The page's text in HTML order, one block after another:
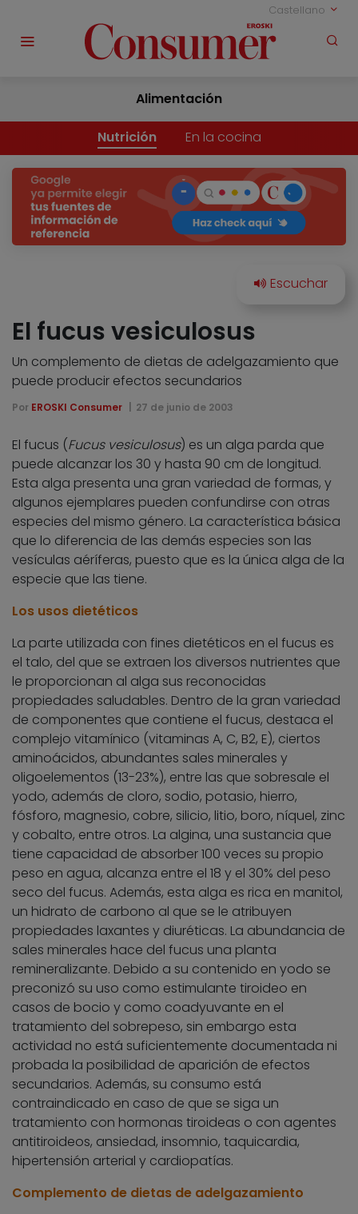
Castellano
Alimentación
Nutrición En la cocina
El fucus vesiculosus
Un complemento de dietas de adelgazamiento que
puede producir efectos secundarios
Por EROSKI Consumer 27 de junio de 2003
El fucus (Fucus vesiculosus) es un alga parda que
puede alcanzar los 30 y hasta 90 cm de longitud.
Esta alga presenta una gran variedad de formas, y
algunos ejemplares pueden confundirse con otras
especies del mismo género. La característica básica
que lo diferencia de las demás especies son las
vesículas aéríferas, puesto que es la única alga de la
especie que las tiene.
Los usos dietéticos
La parte utilizada con fines dietéticos en el fucus es
el talo, del que se extraen los diversos nutrientes que
le proporcionan al alga sus reconocidas
propiedades saludables. Dentro de la gran variedad
de componentes que contiene el fucus, destaca el
complejo vitamínico (vitaminas A, C, B2, E), ciertos
aminoácidos, abundantes sales minerales y
oligoelementos (13-23%), entre las que sobresale el
yodo, además de cloro, sodio, potasio, hierro,
fósforo, magnesio, cobre, silicio, litio, boro, níquel, zinc
y cobalto, entre otros. La algina, una sustancia que
tiene capacidad de absorber 100 veces su propio
peso en agua, alcanza entre el 18 y el 30% del peso
seco del fucus. Además, esta alga es rica en manitol,
un hidrato de carbono al que se le atribuyen
propiedades laxantes y diuréticas. La abundancia de
sales minerales hace del fucus una planta
remineralizante. Debido a su contenido en yodo se
preconizó su uso como estimulante tiroideo en
casos de bocio y como coadyuvante en el
tratamiento del sobrepeso, sin embargo esta
actividad no está suficientemente documentada ni
probada la posibilidad de aparición de efectos
secundarios. Además, su consumo está
contraindicado en caso de que se siga un
tratamiento con hormonas tiroideas o con agentes
antitiroideos, ansiedad, insomnio, taquicardia,
hipertensión arterial y cardiopatías.
Complemento de dietas de adelgazamiento